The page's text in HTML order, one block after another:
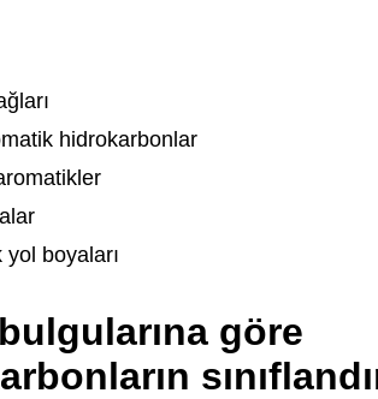
hidrokarbonlar
boyaları
göre